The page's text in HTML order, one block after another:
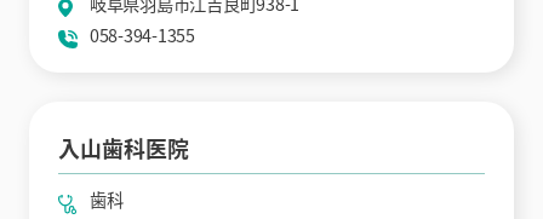
058-394-1355
入山歯科医院
歯科